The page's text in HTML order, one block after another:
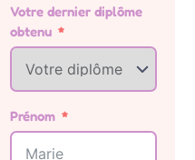
Votre dernier diplôme
obtenu
Prénom